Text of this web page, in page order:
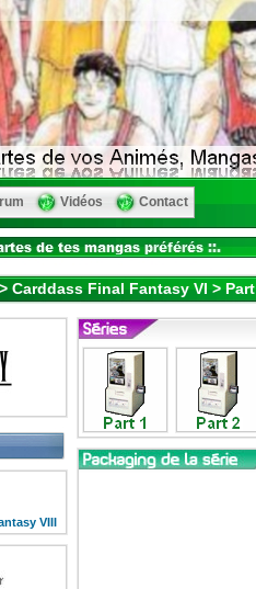
Vidéos Contact
Carddass Final Fantasy VI >
VIII